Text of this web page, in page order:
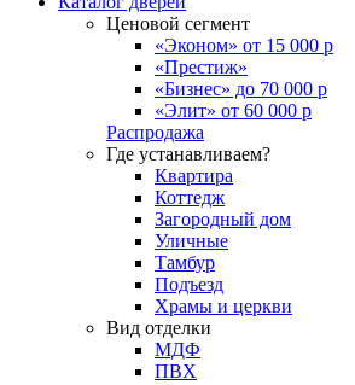
Ценовой сегмент
«Эконом» от 15 000 р
«Престиж»
«Бизнес» до 70 000 р
«Элит» от 60 000 р
Распродажа
Где устанавливаем?
Квартира
Коттедж
Загородный дом
Уличные
Тамбур
Подъезд
Храмы и церкви
Вид отделки
МДФ
ПВХ